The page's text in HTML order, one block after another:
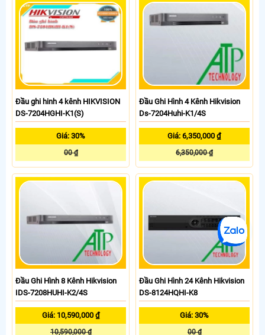
Đầu ghi hinh 4 kênh HIKVISION
DS-7204HGHI-K1(S)
Giá: 30%
00 ₫
Đầu Ghi Hình 4 Kênh Hikvision
Ds-7204Huhi-K1/4S
Giá: 6,350,000 ₫
6,350,000 ₫
Đầu Ghi Hình 8 Kênh Hikvision
IDS-7208HUHI-K2/4S
Giá: 10,590,000 ₫
10,590,000 ₫
Đầu Ghi Hình 24 Kênh Hikvision
DS-8124HQHI-K8
Giá: 30%
00 ₫